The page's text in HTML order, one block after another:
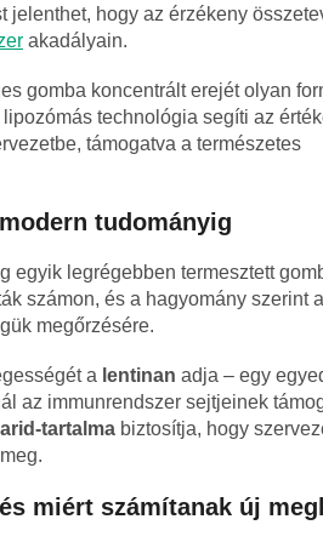
hogy az érzékeny
akadályain.
gomba koncentrált erejét olyan
technológia segíti az
támogatva a természetes
tudományig
egyik legrégebben termesztett
számon, és a hagyomány szerint
megőrzésére.
a lentinan adja – egy
az immunrendszer sejtjeinek
tartalma biztosítja, hogy
miért számítanak új